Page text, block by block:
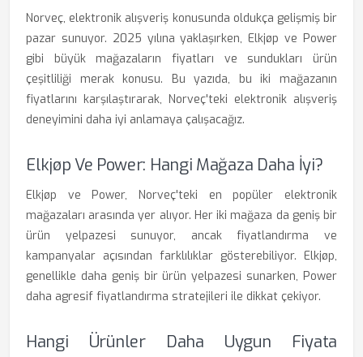
Norveç, elektronik alışveriş konusunda oldukça gelişmiş bir
pazar sunuyor. 2025 yılına yaklaşırken, Elkjøp ve Power
gibi büyük mağazaların fiyatları ve sundukları ürün
çeşitliliği merak konusu. Bu yazıda, bu iki mağazanın
fiyatlarını karşılaştırarak, Norveç'teki elektronik alışveriş
deneyimini daha iyi anlamaya çalışacağız.
Elkjøp Ve Power: Hangi Mağaza Daha İyi?
Elkjøp ve Power, Norveç'teki en popüler elektronik
mağazaları arasında yer alıyor. Her iki mağaza da geniş bir
ürün yelpazesi sunuyor, ancak fiyatlandırma ve
kampanyalar açısından farklılıklar gösterebiliyor. Elkjøp,
genellikle daha geniş bir ürün yelpazesi sunarken, Power
daha agresif fiyatlandırma stratejileri ile dikkat çekiyor.
Hangi Ürünler Daha Uygun Fiyata